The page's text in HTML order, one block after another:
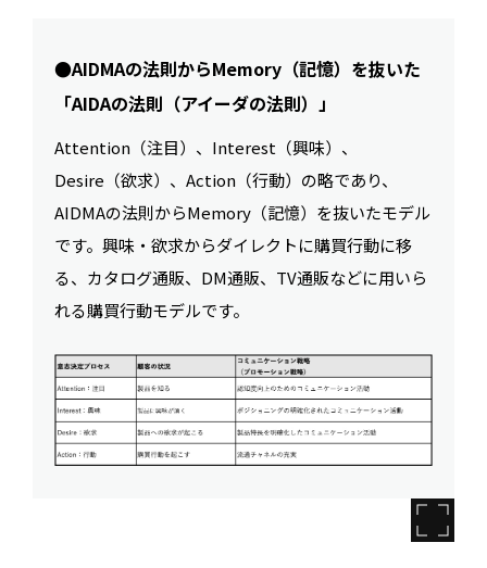
●AIDMAの法則からMemory（記憶）を抜いた
「AIDAの法則（アイーダの法則）」
Attention（注目）、Interest（興味）、
Desire（欲求）、Action（行動）の略であり、
AIDMAの法則からMemory（記憶）を抜いたモデル
です。興味・欲求からダイレクトに購買行動に移
る、カタログ通販、DM通販、TV通販などに用いら
れる購買行動モデルです。